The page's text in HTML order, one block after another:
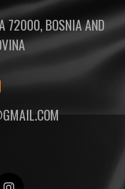
72000, BOSNIA AND